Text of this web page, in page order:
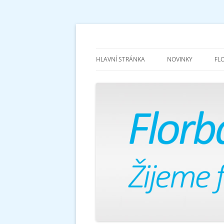
HLAVNÍ STRÁNKA NOVINKY